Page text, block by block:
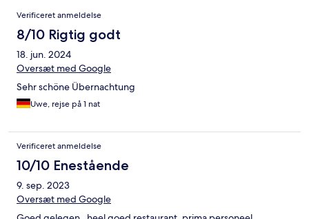
Anmeldelser
Verificeret anmeldelse
8/10 Rigtig godt
18. jun. 2024
Oversæt med Google
Sehr schöne Übernachtung
Uwe, rejse på 1 nat
Verificeret anmeldelse
10/10 Enestående
9. sep. 2023
Oversæt med Google